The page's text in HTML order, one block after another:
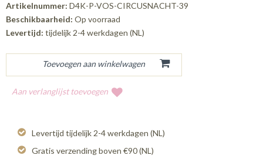
Artikelnummer: D4K-P-VOS-CIRCUSNACHT-39
Beschikbaarheid: Op voorraad
Levertijd: tijdelijk 2-4 werkdagen (NL)
Aan verlanglijst toevoegen
Levertijd tijdelijk 2-4 werkdagen (NL)
Gratis verzending boven €90 (NL)